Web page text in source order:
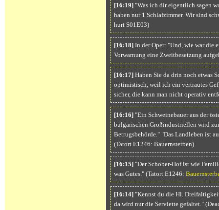
[16:19]"Was ich dir eigentlich sagen
haben nur 1 Schlafzimmer. Wir sind
hurt S01E03)
[16:18]In der Oper: "Und, wie war die
Vorwarnung eine Zweitbesetzung
[16:17]Haben Sie da drin noch etwas
optimistisch, weil ich ein vertrautes
sicher, die kann man nicht operativ
[16:16]"Ein Schweinebauer aus der
bulgarischen Großindustriellen wird
Betrugsbehörde." "Das Landleben ist
(Tatort E1246: Bauernsterben)
[16:15]"Der Schober-Hof ist wie
was Gutes." (Tatort E1246:
[16:14]"Kennst du die Hl.
da wird nur die Serviette gefaltet."